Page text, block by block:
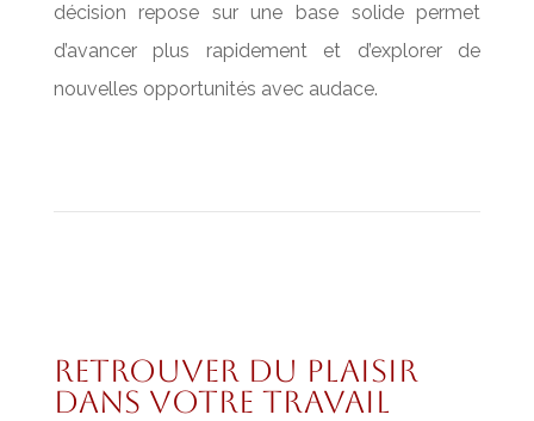
décision repose sur une base solide permet
d’avancer plus rapidement et d’explorer de
nouvelles opportunités avec audace.
retrouver du plaisir
dans votre travail